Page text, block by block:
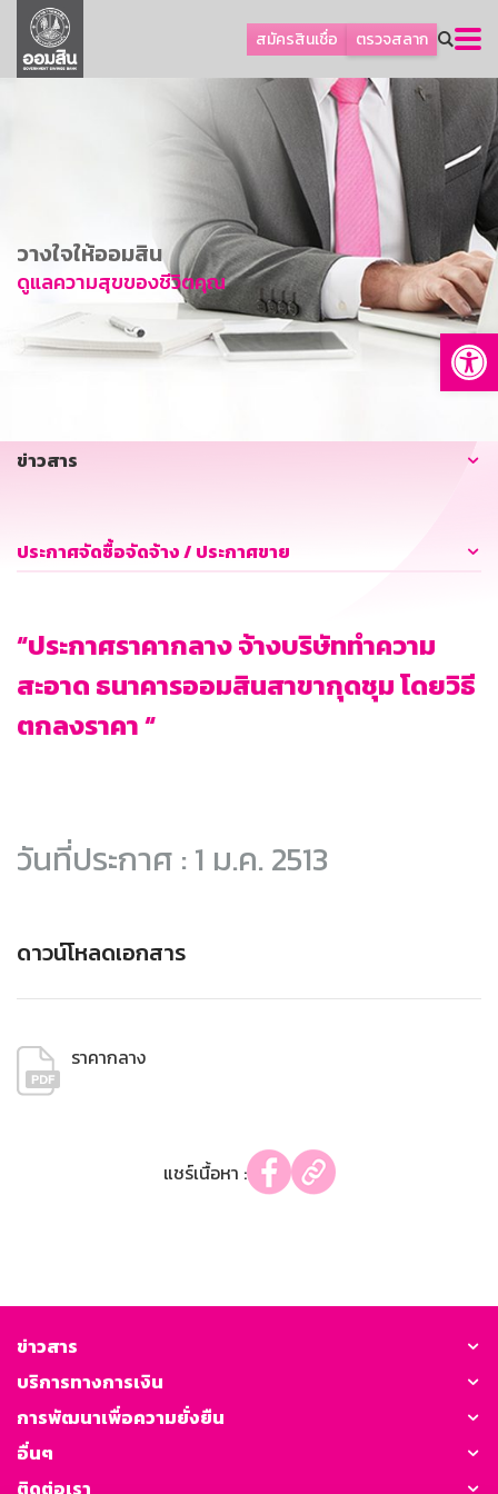
สมัครสินเชื่อ ตรวจสลาก
ลูกค้าธุรกิจ
ลูกค้าผู้ประกอบรายย่อย
การพัฒนาที่ยั่งยืน
ข่าวสาร
บริการทางการเงิน
อื่นๆ
วางใจให้ออมสิน
ดูแลความสุขของชีวิตคุณ
ข่าวสาร
ประกาศจัดซื้อจัดจ้าง / ประกาศขาย
“ประกาศราคากลาง จ้างบริษัททำความ
สะอาด ธนาคารออมสินสาขากุดชุม โดยวิธี
ตกลงราคา “
วันที่ประกาศ : 1 ม.ค. 2513
ดาวน์โหลดเอกสาร
ราคากลาง
แชร์เนื้อหา :
ข่าวสาร
บริการทางการเงิน
การพัฒนาเพื่อความยั่งยืน
อื่นๆ